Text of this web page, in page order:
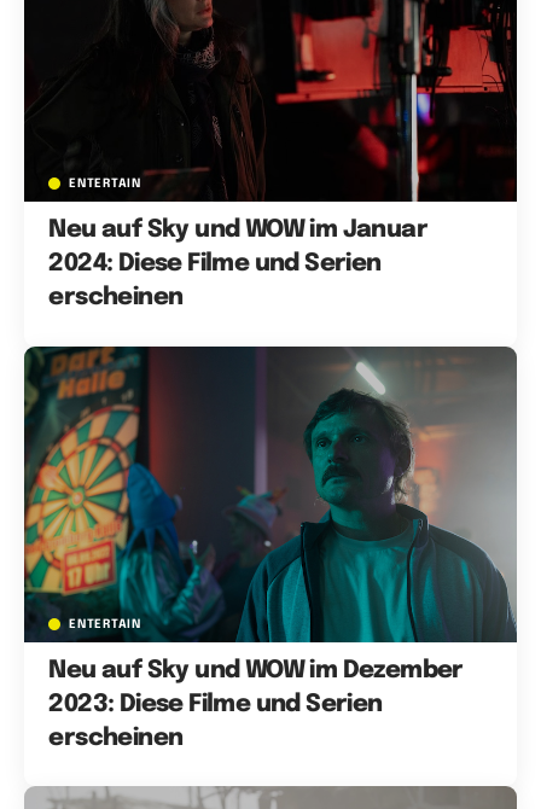
ENTERTAIN
Neu auf Sky und WOW im Januar
2024: Diese Filme und Serien
erscheinen
ENTERTAIN
Neu auf Sky und WOW im Dezember
2023: Diese Filme und Serien
erscheinen